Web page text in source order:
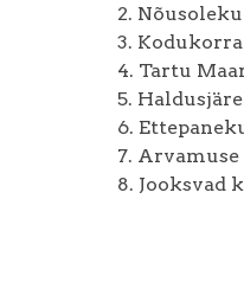
2.
3.
4. Tartu
5.
6.
7.
8. Jooksvad